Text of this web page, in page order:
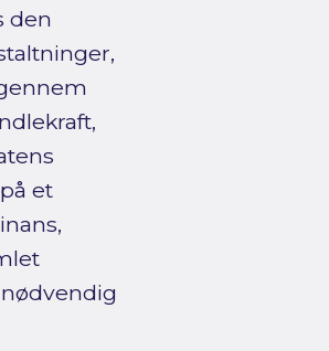
den
et